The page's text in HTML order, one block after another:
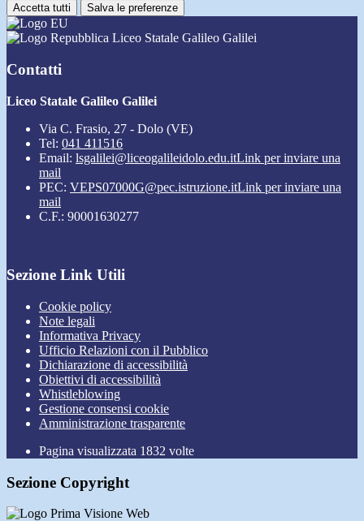
Accetta tutti Salva le preferenze
Liceo Statale Galileo Galilei
Contatti
Liceo Statale Galileo Galilei
Via C. Frasio, 27 - Dolo (VE)
Tel: 041 411516
Email: lsgalilei@liceogalileidolo.edu.itLink per inviare una
mail
PEC: VEPS07000G@pec.istruzione.itLink per inviare una
mail
C.F.: 90001630277
Sezione Link Utili
Cookie policy
Note legali
Informativa Privacy
Ufficio Relazioni con il Pubblico
Dichiarazione di accessibilità
Obiettivi di accessibilità
Whistleblowing
Gestione consensi cookie
Amministrazione trasparente
Pagina visualizzata 1832 volte
Sezione Copyright